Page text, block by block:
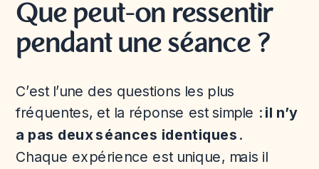
Que peut-on ressentir
pendant une séance ?
C’est l’une des questions les plus
fréquentes, et la réponse est simple : il n’y
a pas deux séances identiques .
Chaque expérience est unique, mais il